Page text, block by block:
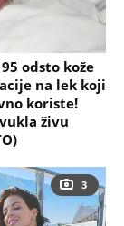
odsto kože
na lek koji
koriste!
živu
3